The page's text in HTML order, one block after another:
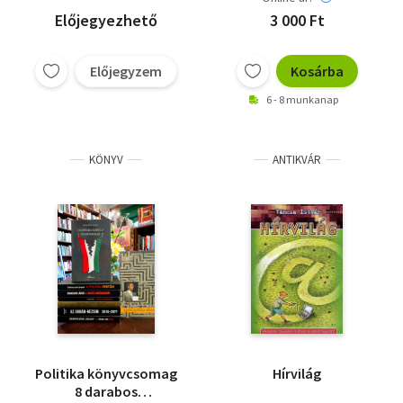
Előjegyezhető
Előjegyzem
3 000 Ft
Kosárba
6 - 8 munkanap
KÖNYV
Politika könyvcsomag
8 darabos
ANTIKVÁR
Hírvilág